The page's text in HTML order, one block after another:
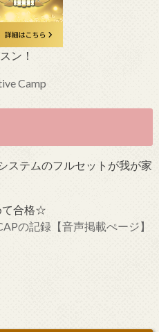
ン！
Camp
ステムのフルセットが我が家
て合格☆
の記録【音声掲載ぺージ】